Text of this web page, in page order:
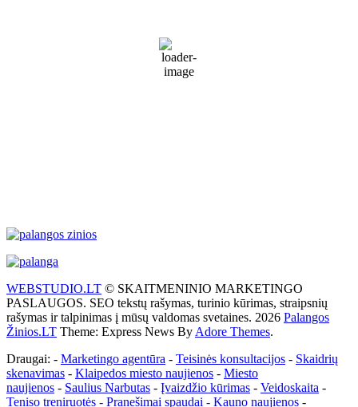
Patchy rain nearby
66 %
WEBSTUDIO.LT © SKAITMENINIO MARKETINGO
PASLAUGOS. SEO tekstų rašymas, turinio kūrimas, straipsnių
rašymas ir talpinimas į mūsų valdomas svetaines. 2026 Palangos
Žinios.LT Theme: Express News By Adore Themes.
Draugai: - Marketingo agentūra - Teisinės konsultacijos - Skaidrių
skenavimas - Klaipedos miesto naujienos - Miesto
naujienos - Saulius Narbutas - Įvaizdžio kūrimas - Veidoskaita -
Teniso treniruotės - Pranešimai spaudai - Kauno naujienos -